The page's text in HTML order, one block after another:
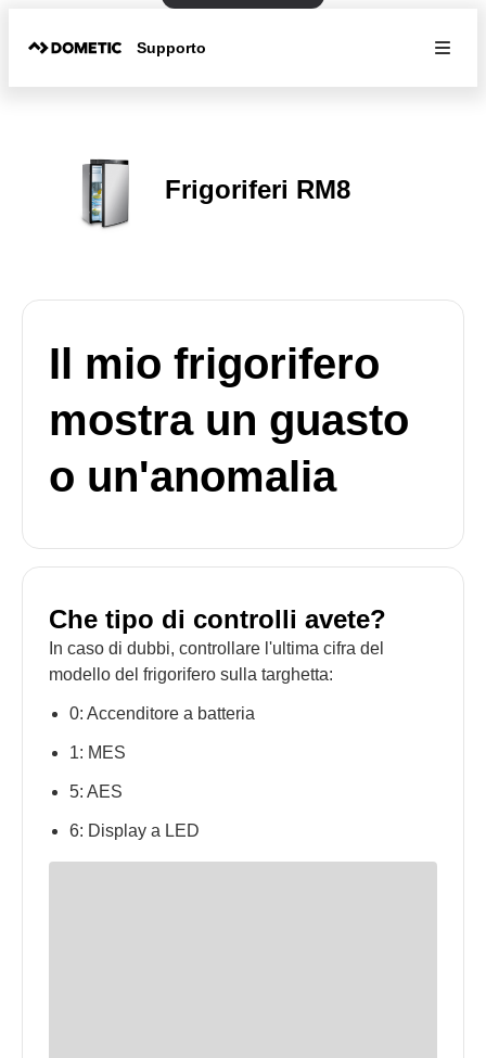
Supporto
Frigoriferi RM8
Il mio frigorifero
mostra un guasto
o un'anomalia
Che tipo di controlli avete?
In caso di dubbi, controllare l'ultima cifra del
modello del frigorifero sulla targhetta:
0: Accenditore a batteria
1: MES
5: AES
6: Display a LED